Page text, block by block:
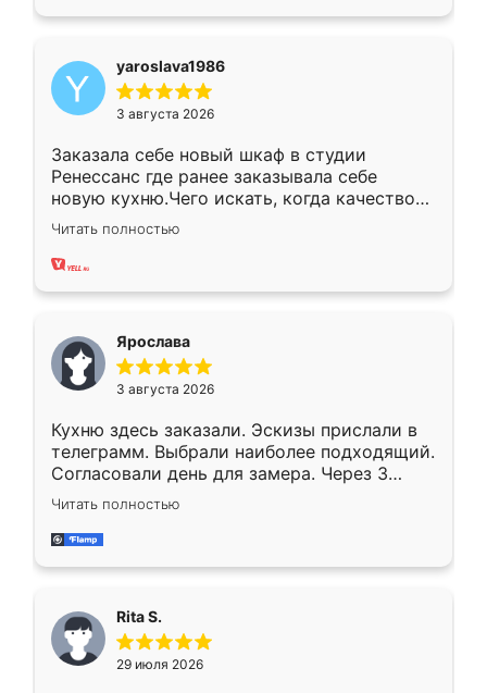
yaroslava1986
3 августа 2026
Заказала себе новый шкаф в студии
Ренессанс где ранее заказывала себе
новую кухню.Чего искать, когда качеством
вполне довольна. Служит кухня уже почти
два года, нареканий нет.
Читать полностью
Ярослава
3 августа 2026
Кухню здесь заказали. Эскизы прислали в
телеграмм. Выбрали наиболее подходящий.
Согласовали день для замера. Через 3
недели кухня была уже готова. Остались
довольны работой. Спасибо Ренессанс
мебель за качественную работу!
Читать полностью
Rita S.
29 июля 2026